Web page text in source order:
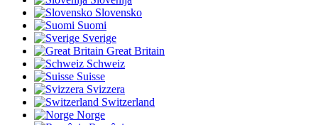
Slovensko
Suomi
Sverige
Great Britain
Schweiz
Suisse
Svizzera
Switzerland
Norge